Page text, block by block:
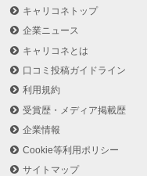
キャリコネトップ
企業ニュース
キャリコネとは
口コミ投稿ガイドライン
利用規約
受賞歴・メディア掲載歴
企業情報
Cookie等利用ポリシー
サイトマップ